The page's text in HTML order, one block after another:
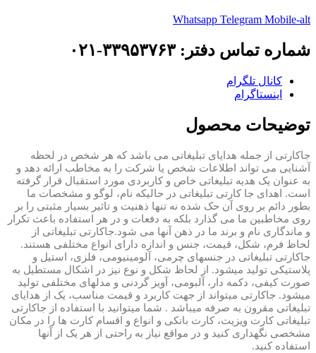
Whatsapp Telegram Mobile-alt
شماره تماس دفتر: ۳۳۹۵۳۷۶۳-۰۲۱
کانال تلگرام
اینستاگرام
توضیحات محصول
جاکارتی از جمله هدایای تبلیغاتی می باشد که هر شخص در لحظه
آشنایی می تواند اطلاعات شخص یا شرکت را به مخاطب ارائه دهد و
به عنوان یک هدیه تبلیغاتی خاص و کاربردی مورد استقبال قرار گرفته
است. اهدای جا کارتی تبلیغاتی در حالیکه نام، لوگو و مشخصات ما
بطور دائم بر روی آن حک شده نه تنها ذهنیت و تاثیر بسیار مثبتی را بر
روی مخاطبین ما می گذارد بلکه به دفعات و در هر استفاده باعث تکرار
و ماندگاری نام و برند ما در ذهن آنها می شود.جاکارتی تبلیغاتی از
لحاظ فرم، شکل، قیمت، جنس و اندازه دارای انواع مختلفی هستند.
جاکارتی تبلیغاتی در جنسهای چرمی، آلومینیومی، فلزی، استیل و
پلاستیکی تولید میشود. از لحاظ شکل و نوع نیز در اشکال مستطیل به
صورت کیفی، دکمه دار، آلبومی، آویز گردنی و مدلهای مختلفی تولید
میشود. جاکارتی میتواند از جهت کاربرد و قیمت مناسب، یک از هدایای
تبلیغاتی مقرون به صرفه میباشد . شما میتوانید با استفاده از جاکارتی
تبلیغاتی کارت ویزیت، کارت بانکی و انواع و اقسام کارت ها را در مکان
مشخصی نگهداری کنید و در مواقع نیاز به راحتی از هر یک از آنها
استفاده کنید.